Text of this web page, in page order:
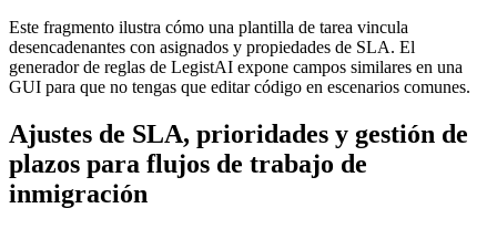
Este fragmento ilustra cómo una plantilla de tarea vincula
desencadenantes con asignados y propiedades de SLA. El
generador de reglas de LegistAI expone campos similares en una
GUI para que no tengas que editar código en escenarios comunes.
Ajustes de SLA, prioridades y gestión de
plazos para flujos de trabajo de
inmigración